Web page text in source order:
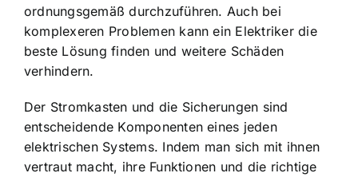
ordnungsgemäß durchzuführen. Auch bei
komplexeren Problemen kann ein Elektriker die
beste Lösung finden und weitere Schäden
verhindern.
Der Stromkasten und die Sicherungen sind
entscheidende Komponenten eines jeden
elektrischen Systems. Indem man sich mit ihnen
vertraut macht, ihre Funktionen und die richtige